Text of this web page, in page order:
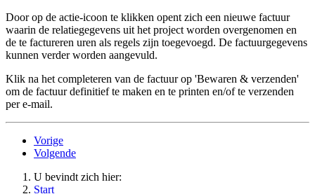
Door op de actie-icoon te klikken opent zich een nieuwe factuur
waarin de relatiegegevens uit het project worden overgenomen en
de te factureren uren als regels zijn toegevoegd. De factuurgegevens
kunnen verder worden aangevuld.
Klik na het completeren van de factuur op 'Bewaren & verzenden'
om de factuur definitief te maken en te printen en/of te verzenden
per e-mail.
Vorige
Volgende
U bevindt zich hier:
Start